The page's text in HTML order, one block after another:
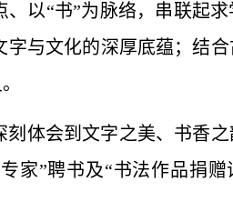
、以“书”为脉络，串联起求
与文化的深厚底蕴；结
体会到文字之美、书香
家”聘书及“书法作品捐赠